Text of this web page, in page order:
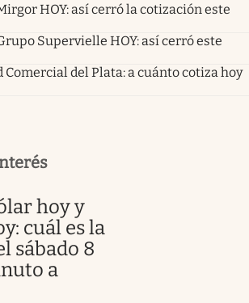
HOY: así cerró la cotización este
Supervielle HOY: así cerró este
Comercial del Plata: a cuánto cotiza hoy
hoy y
cuál es la
sábado 8
a